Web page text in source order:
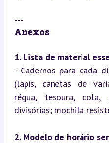
Anexos
1. Lista de material
- Cadernos para cada
(lápis, canetas de
régua, tesoura, cola,
divisórias; mochila
2. Modelo de horário